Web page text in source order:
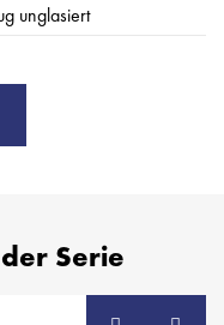
unglasiert
Serie